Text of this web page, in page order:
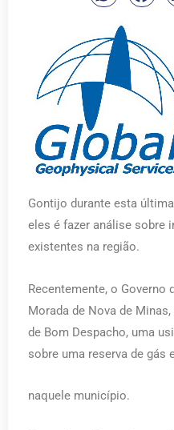
Gontijo durante esta
eles é fazer análise sobre
existentes na região.
Recentemente, o Governo
Morada de Nova de
de Bom Despacho, uma
sobre uma reserva de gás
naquele município.